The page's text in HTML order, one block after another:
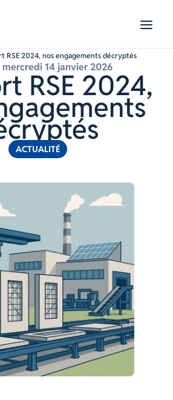
RSE 2024, nos engagements décryptés
mercredi 14 janvier 2026
RSE 2024,
ACTUALITÉ